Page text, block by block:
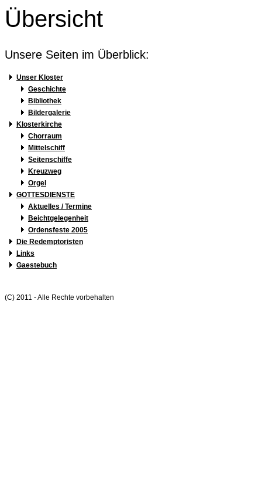
Übersicht
Unsere Seiten im Überblick:
Unser Kloster
Geschichte
Bibliothek
Bildergalerie
Klosterkirche
Chorraum
Mittelschiff
Seitenschiffe
Kreuzweg
Orgel
GOTTESDIENSTE
Aktuelles / Termine
Beichtgelegenheit
Ordensfeste 2005
Die Redemptoristen
Links
Gaestebuch
(C) 2011 - Alle Rechte vorbehalten